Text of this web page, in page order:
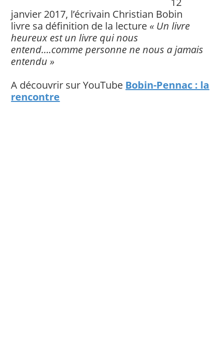
janvier 2017, l’écrivain Christian Bobin
livre sa définition de la lecture « Un livre
heureux est un livre qui nous
entend….comme personne ne nous a jamais
entendu »
A découvrir sur YouTube Bobin-Pennac : la
rencontre